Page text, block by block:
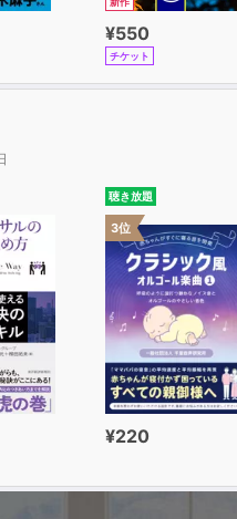
¥550
チケット
聴き放題
3位
¥220